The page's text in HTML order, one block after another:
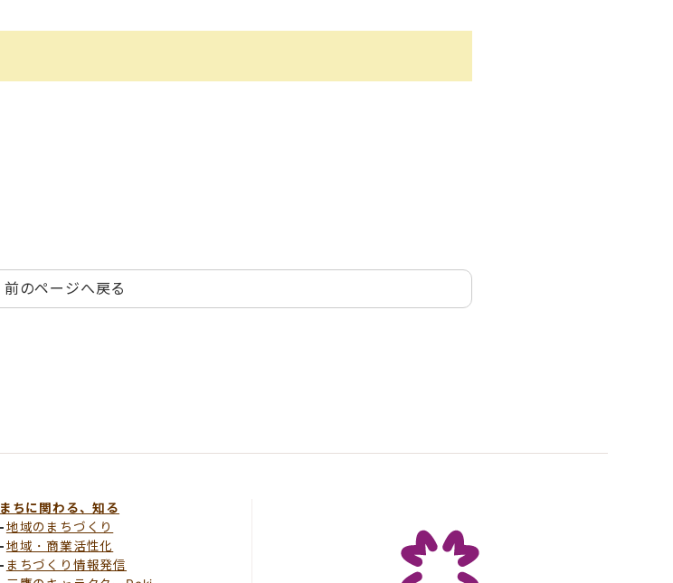
前のページへ戻る
まちに関わる、知る
地域のまちづくり
地域・商業活性化
まちづくり情報発信